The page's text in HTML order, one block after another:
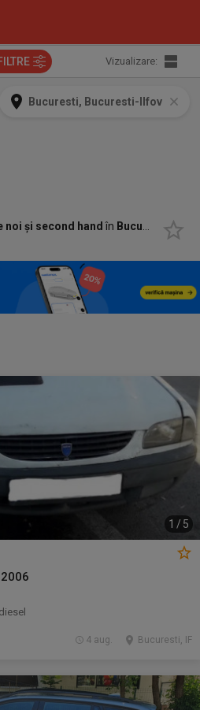
Vizualizare:
Bucuresti, Bucuresti-Ilfov
noi și second hand în Bucuresti, Bucuresti-Ilfov
1 / 5
Bucuresti, IF
4 aug.